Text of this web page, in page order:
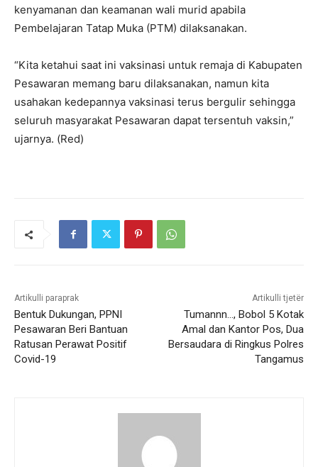
kenyamanan dan keamanan wali murid apabila
Pembelajaran Tatap Muka (PTM) dilaksanakan.
“Kita ketahui saat ini vaksinasi untuk remaja di Kabupaten
Pesawaran memang baru dilaksanakan, namun kita
usahakan kedepannya vaksinasi terus bergulir sehingga
seluruh masyarakat Pesawaran dapat tersentuh vaksin,”
ujarnya. (Red)
Artikulli paraprak
Bentuk Dukungan, PPNI
Pesawaran Beri Bantuan
Ratusan Perawat Positif
Covid-19
Artikulli tjetër
Tumannn…, Bobol 5 Kotak
Amal dan Kantor Pos, Dua
Bersaudara di Ringkus Polres
Tangamus